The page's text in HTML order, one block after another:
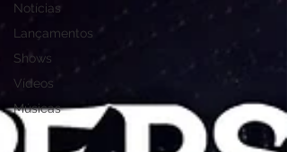
Notícias
Lançamentos
Shows
Vídeos
Músicas